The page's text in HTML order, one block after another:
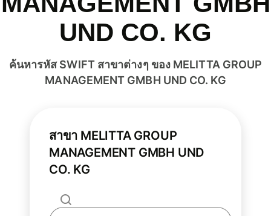
UND CO. KG
ค้นหารหัส SWIFT สาขาต่างๆ ของ MELITTA GROUP
MANAGEMENT GMBH UND CO. KG
สาขา MELITTA GROUP
MANAGEMENT GMBH UND
CO. KG